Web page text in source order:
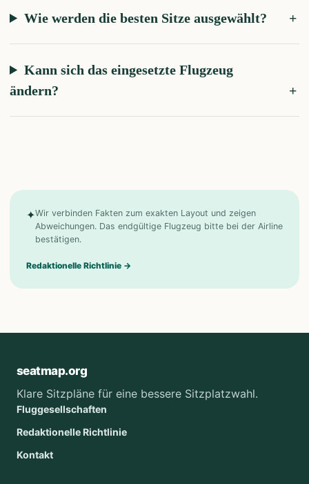
Wie werden die besten Sitze ausgewählt?
Kann sich das eingesetzte Flugzeug
ändern?
✦Wir verbinden Fakten zum exakten Layout und zeigen
Abweichungen. Das endgültige Flugzeug bitte bei der Airline
bestätigen.
Redaktionelle Richtlinie →
seatmap.org
Klare Sitzpläne für eine bessere Sitzplatzwahl.
Fluggesellschaften
Redaktionelle Richtlinie
Kontakt